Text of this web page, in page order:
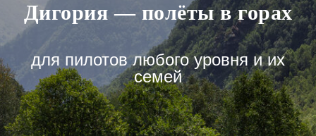
Дигория — полёты в горах
для пилотов любого уровня и их
семей